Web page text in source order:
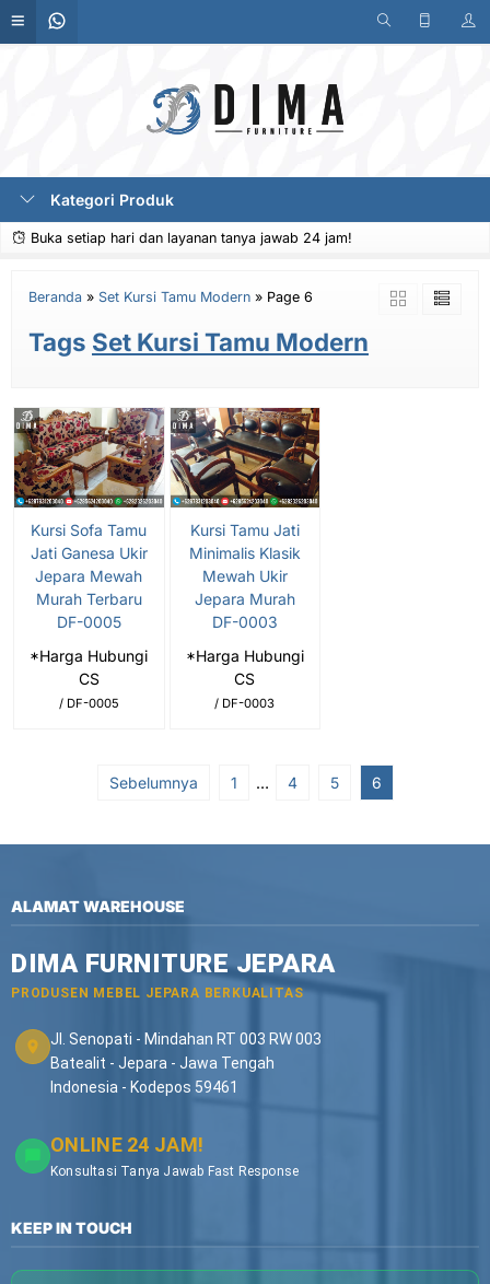
Kategori Produk
Buka setiap hari dan layanan tanya jawab 24 jam!
Beranda » Set Kursi Tamu Modern » Page 6
Tags Set Kursi Tamu Modern
Kursi Sofa Tamu
Jati Ganesa Ukir
Jepara Mewah
Murah Terbaru
DF-0005
*Harga Hubungi
CS
/ DF-0005
Kursi Tamu Jati
Minimalis Klasik
Mewah Ukir
Jepara Murah
DF-0003
*Harga Hubungi
CS
/ DF-0003
Sebelumnya 1 … 4 5 6
ALAMAT WAREHOUSE
DIMA FURNITURE JEPARA
PRODUSEN MEBEL JEPARA BERKUALITAS
Jl. Senopati - Mindahan RT 003 RW 003
Batealit - Jepara - Jawa Tengah
Indonesia - Kodepos 59461
ONLINE 24 JAM!
Konsultasi Tanya Jawab Fast Response
KEEP IN TOUCH